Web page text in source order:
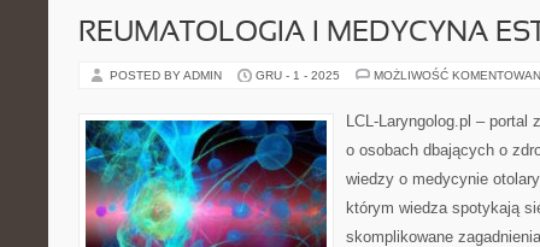
REUMATOLOGIA I MEDYCYNA
POSTED BY ADMIN GRU - 1 - 2025 MOŻLIWOŚĆ
LCL-Laryngolog.pl – portal
o osobach dbających o
wiedzy o medycynie
którym wiedza spotykają
skomplikowane